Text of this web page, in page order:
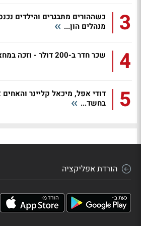
3
כשההורים מתבגרים והילדים
מנהלים הון...
4 שכר חדר ב-200 דולר - וזכה במחצית מדירת המנוחה
5
דודי אפל, מיכאל קליינר והאחים
בחשד...
הורדת אפליקציה